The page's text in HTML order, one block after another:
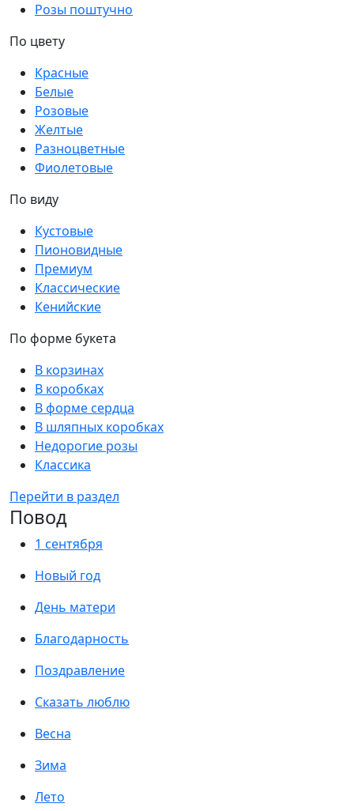
Розы поштучно
По цвету
Красные
Белые
Розовые
Желтые
Разноцветные
Фиолетовые
По виду
Кустовые
Пионовидные
Премиум
Классические
Кенийские
По форме букета
В корзинах
В коробках
В форме сердца
В шляпных коробках
Недорогие розы
Классика
Перейти в раздел
Повод
1 сентября
Новый год
День матери
Благодарность
Поздравление
Сказать люблю
Весна
Зима
Лето